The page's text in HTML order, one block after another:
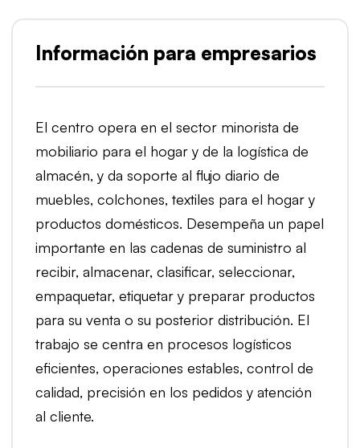
Información para empresarios
El centro opera en el sector minorista de
mobiliario para el hogar y de la logística de
almacén, y da soporte al flujo diario de
muebles, colchones, textiles para el hogar y
productos domésticos. Desempeña un papel
importante en las cadenas de suministro al
recibir, almacenar, clasificar, seleccionar,
empaquetar, etiquetar y preparar productos
para su venta o su posterior distribución. El
trabajo se centra en procesos logísticos
eficientes, operaciones estables, control de
calidad, precisión en los pedidos y atención
al cliente.